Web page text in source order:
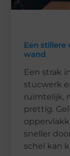
Een
wand
Een strak
stucwerk
ruimtelijk,
prettig.
sneller
schel kan